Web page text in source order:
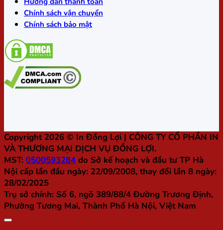
Chính sách vận chuyển
Chính sách bảo mật
Copyright 2026 © In Đồng Lợi | CÔNG TY CỔ PHẦN IN
VÀ THƯƠNG MẠI DỊCH VỤ ĐỒNG LỢI.
MST: 0500593284 do Sở kế hoạch và đầu tư TP Hà
Nội cấp lần đầu ngày: 22/09/2008, thay đổi lần 8 ngày:
28/02/2025
Trụ sở chính: Số 6, ngõ 389/88/4 Đường Trương Định,
Phường Tương Mai, Thành Phố Hà Nội, Việt Nam